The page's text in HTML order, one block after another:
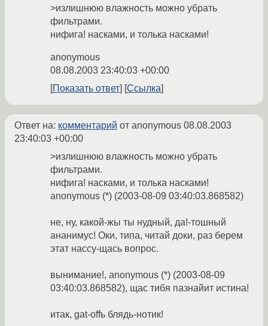
>излишнюю влажность можно убрать
фильтрами.
нифига! насками, и толька насками!
anonymous
08.08.2003 23:40:03 +00:00
Показать ответ
Ссылка
Ответ на: комментарий от anonymous 08.08.2003
23:40:03 +00:00
>излишнюю влажность можно убрать
фильтрами.
нифига! насками, и толька насками!
anonymous (*) (2003-08-09 03:40:03.868582)
не, ну, какой-жы ты нудный, да!-тошный
ананимус! Оки, типа, читай доки, раз берем
этат нассу-щась вопрос.
вынимание!, anonymous (*) (2003-08-09
03:40:03.868582), щас тибя пазнайит истина!
итак, gat-offь блядь-нотик!